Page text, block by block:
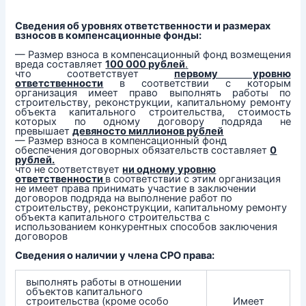
Сведения об уровнях ответственности и размерах
взносов в компенсационные фонды:
— Размер взноса в компенсационный фонд возмещения
вреда составляет100 000 рублей.
что соответствует первому уровню
ответственности в соответствии с которым
организация имеет право выполнять работы по
строительству, реконструкции, капитальному ремонту
объекта капитального строительства, стоимость
которых по одному договору подряда не
превышаетдевяносто миллионов рублей
— Размер взноса в компенсационный фонд
обеспечения договорных обязательств составляет0
рублей.
что не соответствуетни одному уровню
ответственностив соответствии с этим организация
не имеет права принимать участие в заключении
договоров подряда на выполнение работ по
строительству, реконструкции, капитальному ремонту
объекта капитального строительства с
использованием конкурентных способов заключения
договоров
Сведения о наличии у члена СРО права:
выполнять работы в отношении
объектов капитального
строительства (кроме особо Имеет